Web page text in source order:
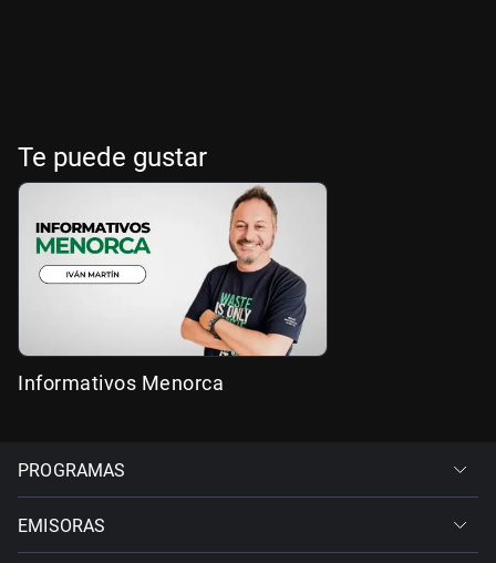
Te puede gustar
Informativos Menorca
PROGRAMAS
EMISORAS